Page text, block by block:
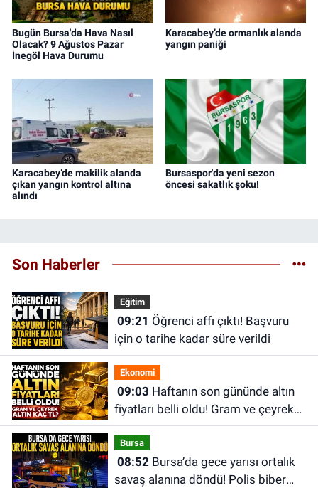
Bugün Bursa'da Hava Nasıl
Olacak? 9 Ağustos Pazar
İnegöl Hava Durumu
Karacabey’de ormanlık alanda
yangın paniği
Karacabey’de makilik alanda
çıkan yangın kontrol altına
alındı
Bursaspor'da yeni sezon
öncesi sakatlık şoku!
Son Haberler
Eğitim
09:21
için o tarihe kadar süre verildi
Ekonomi
09:03
fiyatları belli oldu! Gram ve çeyrek
altın kaç TL?
Bursa
08:52Bursa’da gece yarısı ortalık
savaş alanına döndü! Polis biber